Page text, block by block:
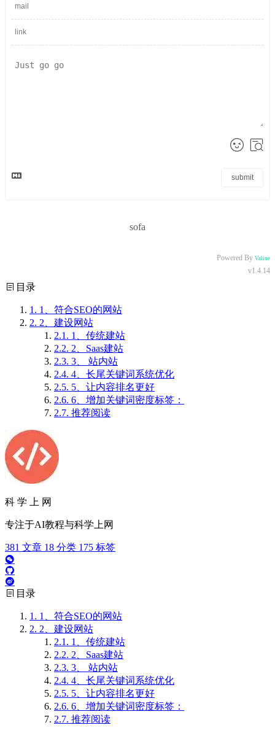
submit
sofa
Powered By Valine
v1.4.14
目录
1. 1、符合SEO的网站
2. 2、建设网站
2.1. 1、传统建站
2.2. 2、Saas建站
2.3. 3、 站内站
2.4. 4、长尾关键词系统优化
2.5. 5、让内容排名更好
2.6. 6、增加关键词密度标签：
2.7. 推荐阅读
科 学 上 网
专注于AI教程与科学上网
381 文章 18 分类 175 标签
目录
1. 1、符合SEO的网站
2. 2、建设网站
2.1. 1、传统建站
2.2. 2、Saas建站
2.3. 3、 站内站
2.4. 4、长尾关键词系统优化
2.5. 5、让内容排名更好
2.6. 6、增加关键词密度标签：
2.7. 推荐阅读